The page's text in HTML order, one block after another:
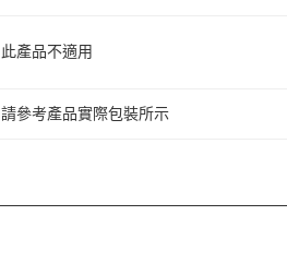
此產品不適用
請參考產品實際包裝所示